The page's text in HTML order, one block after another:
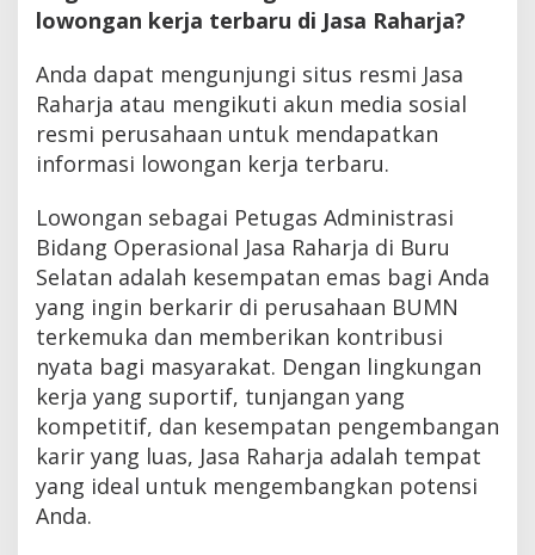
lowongan kerja terbaru di Jasa Raharja?
Anda dapat mengunjungi situs resmi Jasa
Raharja atau mengikuti akun media sosial
resmi perusahaan untuk mendapatkan
informasi lowongan kerja terbaru.
Lowongan sebagai Petugas Administrasi
Bidang Operasional Jasa Raharja di Buru
Selatan adalah kesempatan emas bagi Anda
yang ingin berkarir di perusahaan BUMN
terkemuka dan memberikan kontribusi
nyata bagi masyarakat. Dengan lingkungan
kerja yang suportif, tunjangan yang
kompetitif, dan kesempatan pengembangan
karir yang luas, Jasa Raharja adalah tempat
yang ideal untuk mengembangkan potensi
Anda.